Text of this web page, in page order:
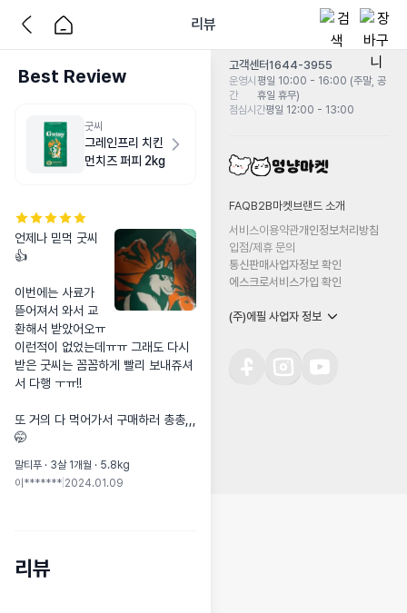
리뷰
Best Review
굿씨
그레인프리 치킨
먼치즈 퍼피 2kg
언제나 믿먹 굿씨
👍
이번에는 사료가
뜯어져서 와서 교
환해서 받았어오ㅠ
이런적이 없었는데ㅠㅠ 그래도 다시
받은 굿씨는 꼼꼼하게 빨리 보내쥬셔
서 다행 ㅜㅠ!!
또 거의 다 먹어가서 구매하러 총총,,,
🤭
말티푸 · 3살 1개월 · 5.8kg
이******* 2024.01.09
리뷰
고객센터1644-3955
운영시
간
평일 10:00 - 16:00 (주말, 공
휴일 휴무)
점심시간평일 12:00 - 13:00
FAQB2B마켓 브랜드 소개
서비스이용약관개인정보처리방침
입점/제휴 문의
통신판매사업자정보 확인
에스크로서비스가입 확인
(주)에필 사업자 정보